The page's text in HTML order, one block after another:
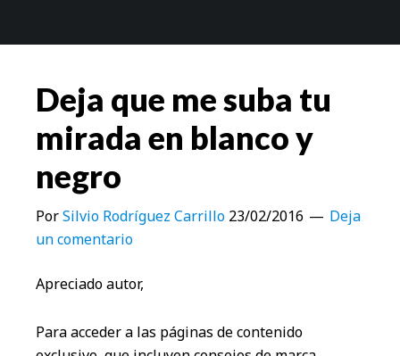
Deja que me suba tu
mirada en blanco y
negro
PorSilvio Rodríguez Carrillo 23/02/2016
Deja
un comentario
Apreciado autor,
Para acceder a las páginas de contenido